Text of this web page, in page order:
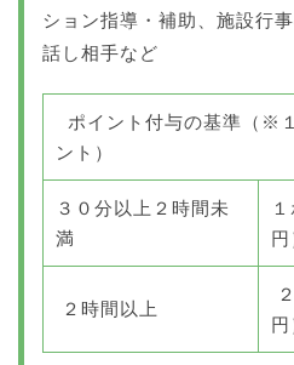
ション指導・補助、施設行
話し相手など
ポイント付与の基準（※
ント）
３０分以上２時間未
満
円
２時間以上
円